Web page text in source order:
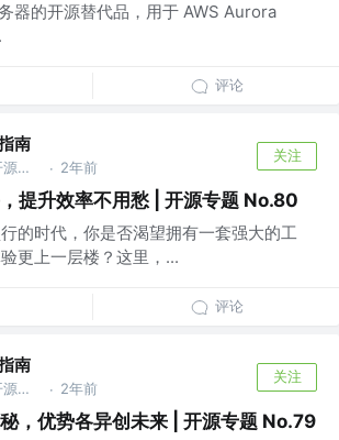
器的开源替代品，用于 AWS Aurora
评论
南
公众号：开源服务指南 · 2年前
关注
提升效率不用愁 | 开源专题 No.80
的时代，你是否渴望拥有一套强大的工
更上一层楼？这里，...
评论
南
公众号：开源服务指南 · 2年前
关注
，优势各异创未来 | 开源专题 No.79